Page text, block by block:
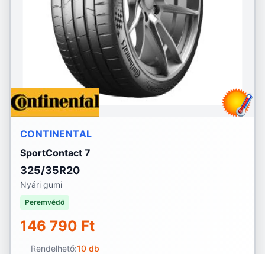
CONTINENTAL
SportContact 7
325/35R20
Nyári gumi
Peremvédő
146 790 Ft
Rendelhető:10 db